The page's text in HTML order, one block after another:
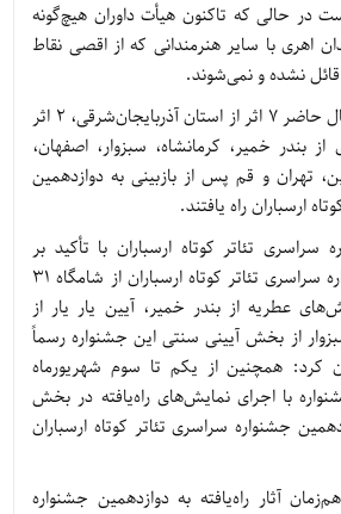
در حالی که تاکنون هیأت داوران هیچ‌گونه
اهری با سایر هنرمندانی که از اقصی نقاط
قائل نشده و نمی‌شوند.
آقازاده یادآور شد: در حال حاضر 7 اثر از استان آذربایجان‌شرقی، 2 اثر
بندر خمیر، کرمانشاه، سبزوار، اصفهان،
تهران و قم پس از بازبینی به دوازدهمین
ارسباران راه یافتند.
سراسری تئاتر کوتاه ارسباران با تأکید بر
اینکه دوازدهمین جشنواره سراسری تئاتر کوتاه ارسباران از شامگاه 31
عطریه از بندر خمیر، آیین یار یار از
سبزوار از بخش آیینی سنتی این جشنواره رسماً
کرد: همچنین از یکم تا سوم شهریورماه
با اجرای نمایش‌های راه‌یافته در بخش
جشنواره سراسری تئاتر کوتاه ارسباران
آثار راه‌یافته به دوازدهمین جشنواره